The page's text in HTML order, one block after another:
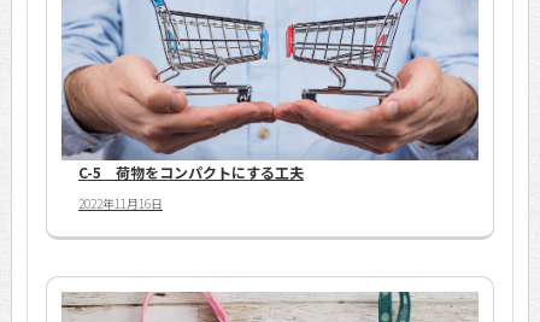
C-5 荷物をコンパクトにする工夫
2022年11月16日